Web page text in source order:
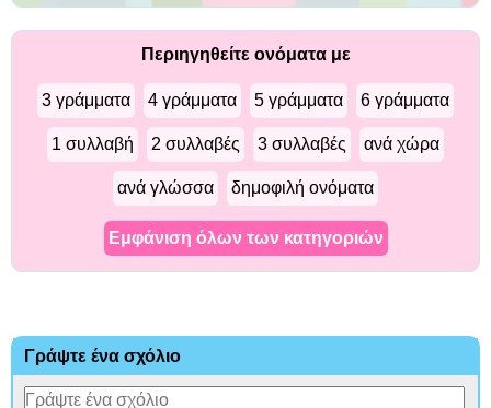
Περιηγηθείτε ονόματα με
3 γράμματα 4 γράμματα 5 γράμματα 6 γράμματα
1 συλλαβή 2 συλλαβές 3 συλλαβές ανά χώρα
ανά γλώσσα δημοφιλή ονόματα
Εμφάνιση όλων των κατηγοριών
Γράψτε ένα σχόλιο